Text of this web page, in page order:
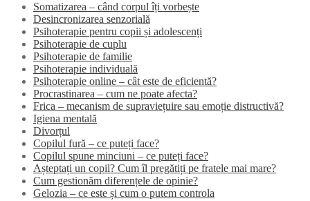
Somatizarea – când corpul îți vorbește
Desincronizarea senzorială
Psihoterapie pentru copii și adolescenți
Psihoterapie de cuplu
Psihoterapie de familie
Psihoterapie individuală
Psihoterapie online – cât este de eficientă?
Procrastinarea – cum ne poate afecta?
Frica – mecanism de supraviețuire sau emoție distructivă?
Igiena mentală
Divorțul
Copilul fură – ce puteți face?
Copilul spune minciuni – ce puteți face?
Așteptați un copil? Cum îl pregătiți pe fratele mai mare?
Cum gestionăm diferențele de opinie?
Gelozia – ce este și cum o putem controla